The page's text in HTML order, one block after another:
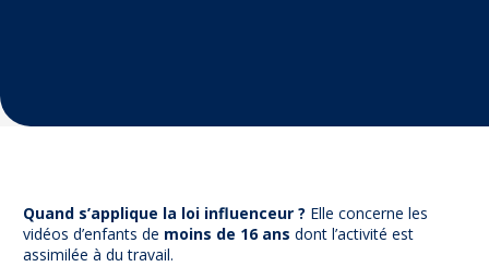
Espace presse
Quand s’applique la loi influenceur ? Elle concerne les
vidéos d’enfants de moins de 16 ans dont l’activité est
assimilée à du travail.